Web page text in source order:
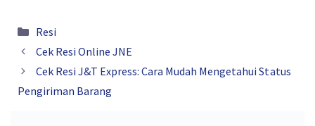
Kategori
Resi
Cek Resi Online JNE
Cek Resi J&T Express: Cara Mudah Mengetahui Status
Pengiriman Barang